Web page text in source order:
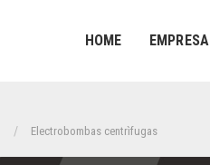
HOME EMPRESA
Electrobombas centrìfugas